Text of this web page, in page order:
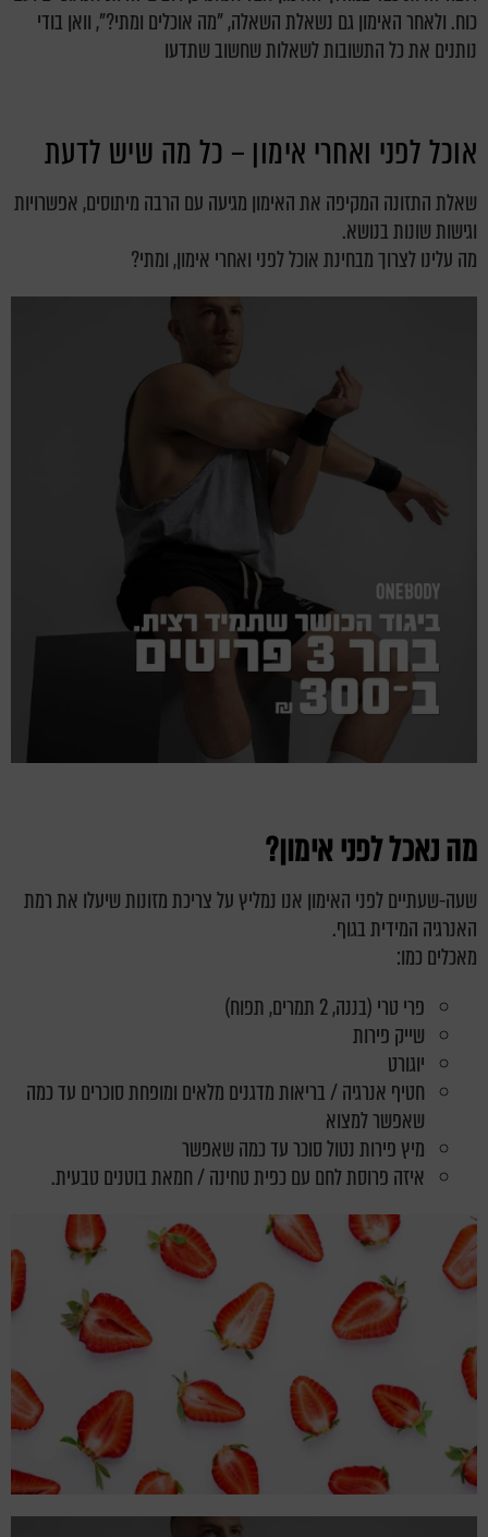
כוח. ולאחר האימון גם נשאלת השאלה, "מה אוכלים ומתי?", וואן בודי
נותנים את כל התשובות לשאלות שחשוב שתדעו
אוכל לפני ואחרי אימון – כל מה שיש לדעת
שאלת התזונה המקיפה את האימון מגיעה עם הרבה מיתוסים, אפשרויות
וגישות שונות בנושא.
מה עלינו לצרוך מבחינת אוכל לפני ואחרי אימון, ומתי?
מה נאכל לפני אימון?
שעה-שעתיים לפני האימון אנו נמליץ על צריכת מזונות שיעלו את רמת
האנרגיה המידית בגוף.
מאכלים כמו:
פרי טרי (בננה, 2 תמרים, תפוח)
שייק פירות
יוגורט
חטיף אנרגיה / בריאות מדגנים מלאים ומופחת סוכרים עד כמה
שאפשר למצוא
מיץ פירות נטול סוכר עד כמה שאפשר
איזה פרוסת לחם עם כפית טחינה / חמאת בוטנים טבעית.